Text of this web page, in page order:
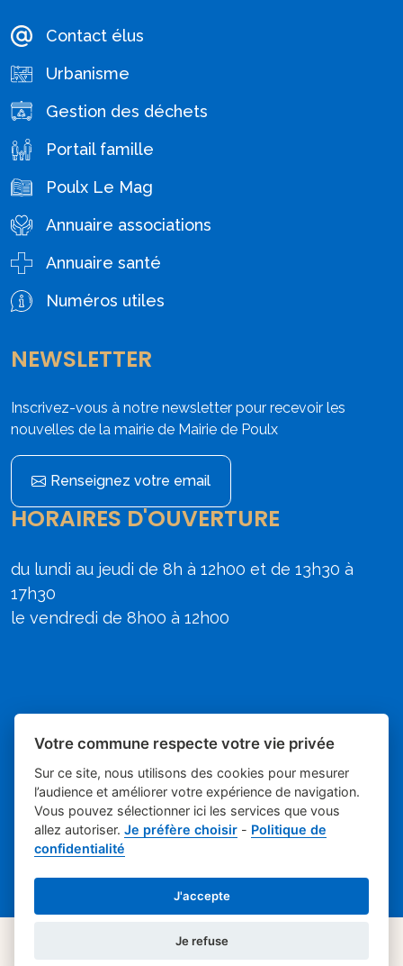
Contact élus
Urbanisme
Gestion des déchets
Portail famille
Poulx Le Mag
Annuaire associations
Annuaire santé
Numéros utiles
NEWSLETTER
Inscrivez-vous à notre newsletter pour recevoir les
nouvelles de la mairie de Mairie de Poulx
Renseignez votre email
HORAIRES D'OUVERTURE
du lundi au jeudi de 8h à 12h00 et de 13h30 à
17h30
le vendredi de 8h00 à 12h00
Place du village la solution web et
appli des collectivités
- Mairie de
Mentions légales-- Gestion des cookies
Votre commune respecte votre vie privée
Sur ce site, nous utilisons des cookies pour mesurer
l’audience et améliorer votre expérience de navigation.
Vous pouvez sélectionner ici les services que vous
allez autoriser.Je préfère choisir - Politique de
confidentialité
J'accepte
Je refuse